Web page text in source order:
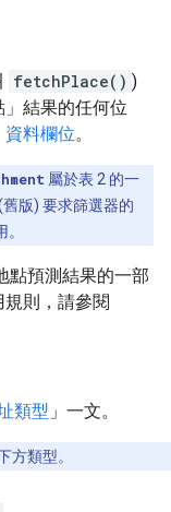
fetchPlace() )
結果的任何位
資料欄位。
屬於表 2 的一
版) 要求篩選器的
點預測結果的一部
則，請參閱
類型 」一文。
方類型。